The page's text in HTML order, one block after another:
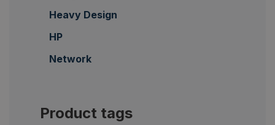
Heavy Design
HP
Network
Product tags